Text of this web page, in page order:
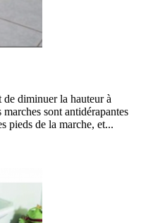
diminuer la hauteur à
sont antidérapantes
pieds de la marche, et...